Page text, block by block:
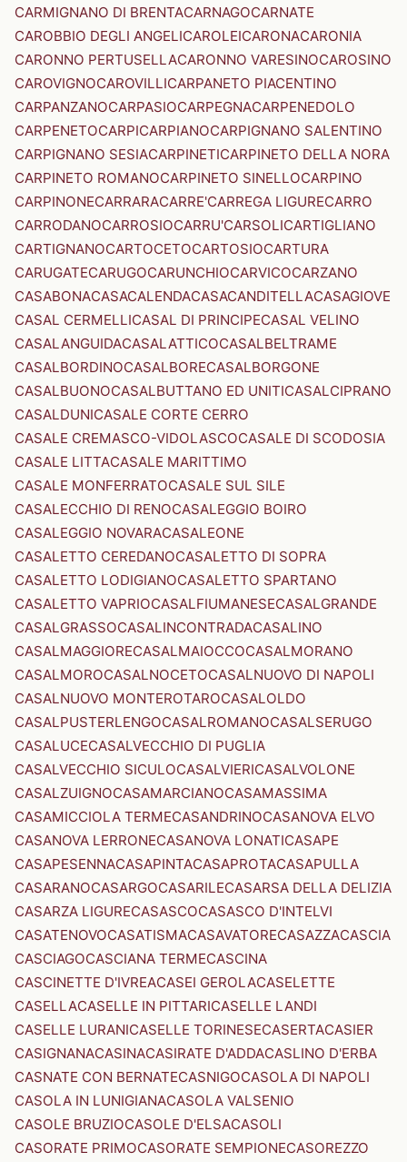
CARMIGNANO DI BRENTACARNAGOCARNATE
CAROBBIO DEGLI ANGELICAROLEICARONACARONIA
CARONNO PERTUSELLACARONNO VARESINOCAROSINO
CAROVIGNOCAROVILLICARPANETO PIACENTINO
CARPANZANOCARPASIOCARPEGNACARPENEDOLO
CARPENETOCARPICARPIANOCARPIGNANO SALENTINO
CARPIGNANO SESIACARPINETICARPINETO DELLA NORA
CARPINETO ROMANOCARPINETO SINELLOCARPINO
CARPINONECARRARACARRE'CARREGA LIGURECARRO
CARRODANOCARROSIOCARRU'CARSOLICARTIGLIANO
CARTIGNANOCARTOCETOCARTOSIOCARTURA
CARUGATECARUGOCARUNCHIOCARVICOCARZANO
CASABONACASACALENDACASACANDITELLACASAGIOVE
CASAL CERMELLICASAL DI PRINCIPECASAL VELINO
CASALANGUIDACASALATTICOCASALBELTRAME
CASALBORDINOCASALBORECASALBORGONE
CASALBUONOCASALBUTTANO ED UNITICASALCIPRANO
CASALDUNICASALE CORTE CERRO
CASALE CREMASCO-VIDOLASCOCASALE DI SCODOSIA
CASALE LITTACASALE MARITTIMO
CASALE MONFERRATOCASALE SUL SILE
CASALECCHIO DI RENOCASALEGGIO BOIRO
CASALEGGIO NOVARACASALEONE
CASALETTO CEREDANOCASALETTO DI SOPRA
CASALETTO LODIGIANOCASALETTO SPARTANO
CASALETTO VAPRIOCASALFIUMANESECASALGRANDE
CASALGRASSOCASALINCONTRADACASALINO
CASALMAGGIORECASALMAIOCCOCASALMORANO
CASALMOROCASALNOCETOCASALNUOVO DI NAPOLI
CASALNUOVO MONTEROTAROCASALOLDO
CASALPUSTERLENGOCASALROMANOCASALSERUGO
CASALUCECASALVECCHIO DI PUGLIA
CASALVECCHIO SICULOCASALVIERICASALVOLONE
CASALZUIGNOCASAMARCIANOCASAMASSIMA
CASAMICCIOLA TERMECASANDRINOCASANOVA ELVO
CASANOVA LERRONECASANOVA LONATICASAPE
CASAPESENNACASAPINTACASAPROTACASAPULLA
CASARANOCASARGOCASARILECASARSA DELLA DELIZIA
CASARZA LIGURECASASCOCASASCO D'INTELVI
CASATENOVOCASATISMACASAVATORECASAZZACASCIA
CASCIAGOCASCIANA TERMECASCINA
CASCINETTE D'IVREACASEI GEROLACASELETTE
CASELLACASELLE IN PITTARICASELLE LANDI
CASELLE LURANICASELLE TORINESECASERTACASIER
CASIGNANACASINACASIRATE D'ADDACASLINO D'ERBA
CASNATE CON BERNATECASNIGOCASOLA DI NAPOLI
CASOLA IN LUNIGIANACASOLA VALSENIO
CASOLE BRUZIOCASOLE D'ELSACASOLI
CASORATE PRIMOCASORATE SEMPIONECASOREZZO